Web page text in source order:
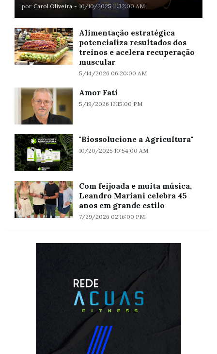
por Carol Oliveira - 10/10/2025 11:32:00 AM
Alimentação estratégica
potencializa resultados dos
treinos e acelera recuperação
muscular
5/14/2026 06:20:00 AM
Amor Fati
5/19/2026 12:15:00 PM
"Biossolucione a Agricultura"
10/20/2025 10:54:00 AM
Com feijoada e muita música,
Leandro Mariani celebra 45
anos em grande estilo
7/29/2026 02:16:00 PM